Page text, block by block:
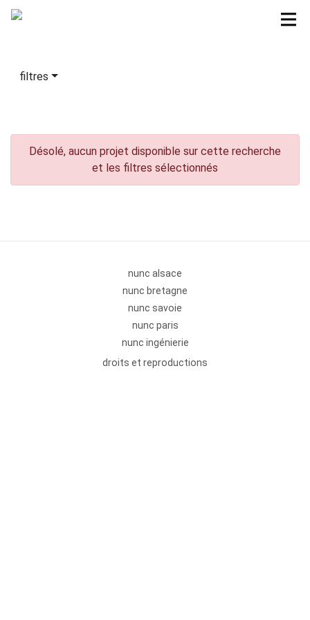
filtres
Désolé, aucun projet disponible sur cette recherche
et les filtres sélectionnés
nunc alsace
nunc bretagne
nunc savoie
nunc paris
nunc ingénierie
droits et reproductions